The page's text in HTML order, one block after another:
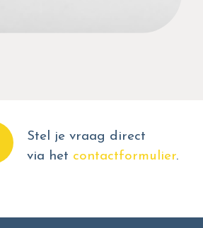
Stel je vraag direct
via het contactformulier.